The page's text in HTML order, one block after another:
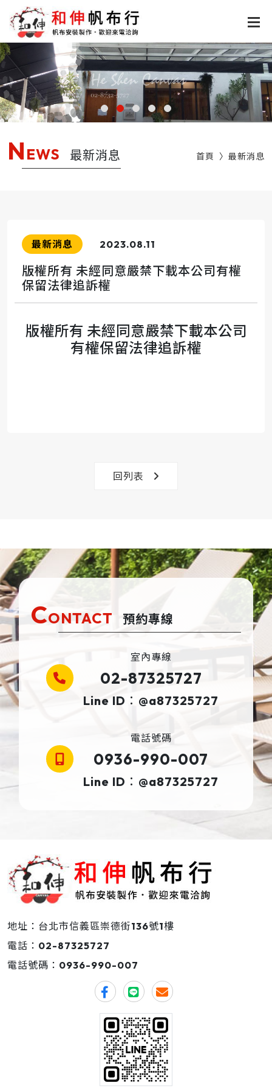
N EWS 最新消息 首頁 最新消息
最新消息 2023.08.11
版權所有 未經同意嚴禁下載本公司有權
保留法律追訴權
版權所有 未經同意嚴禁下載本公司
有權保留法律追訴權
回列表
CONTACT 預約專線
室內專線
02-87325727
Line ID：@a87325727
電話號碼
0936-990-007
Line ID：@a87325727
地址：台北市信義區崇德街136號1樓
電話： 02-87325727
電話號碼： 0936-990-007